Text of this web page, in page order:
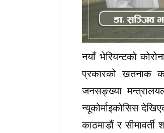
नयाँ भेरियन्टको
प्रकारको खतनाक
जनसङ्ख्या
न्यूकोर्माइकोसिस
काठमाडौं र